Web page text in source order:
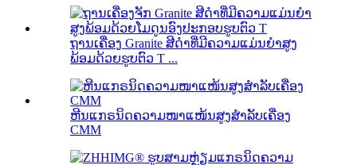
ຖານເຄື່ອງ Granite ສີດຳທີ່ມີຄວາມແມ່ນຍໍາສູງ
ພ້ອມດ້ວຍຮູບຕົວ T ...
ຫີນແກຣນິດຄວາມໜາແໜ້ນສູງສຳລັບເຄື່ອງ
CMM